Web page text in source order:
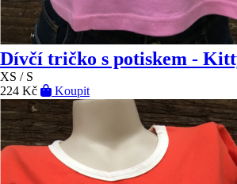
Dívčí tričko s potiskem -
XS / S
224 Kč
Koupit